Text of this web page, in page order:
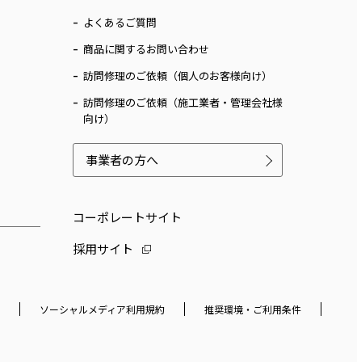
よくあるご質問
商品に関するお問い合わせ
訪問修理のご依頼（個人のお客様向け）
訪問修理のご依頼（施工業者・管理会社様
向け）
事業者の方へ
コーポレートサイト
採用サイト
ソーシャルメディア利用規約 推奨環境・ご利用条件